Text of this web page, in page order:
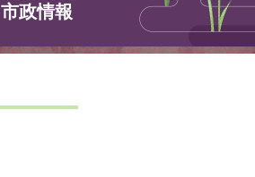
市政情報